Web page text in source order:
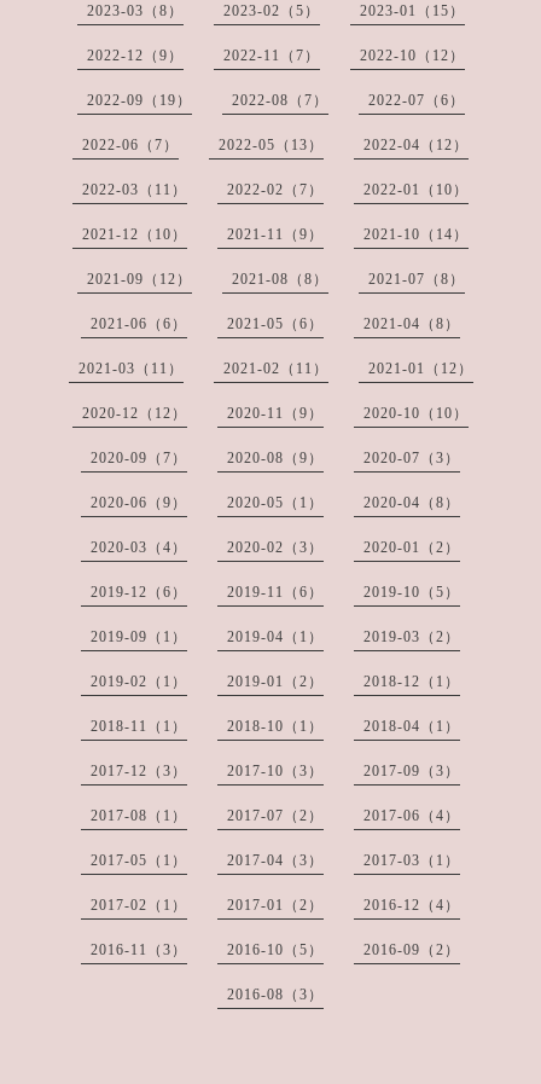
2023-03（8） 2023-02（5） 2023-01（15）
2022-12（9） 2022-11（7） 2022-10（12）
2022-09（19） 2022-08（7） 2022-07（6）
2022-06（7） 2022-05（13） 2022-04（12）
2022-03（11） 2022-02（7） 2022-01（10）
2021-12（10） 2021-11（9） 2021-10（14）
2021-09（12） 2021-08（8） 2021-07（8）
2021-06（6） 2021-05（6） 2021-04（8）
2021-03（11） 2021-02（11） 2021-01（12）
2020-12（12） 2020-11（9） 2020-10（10）
2020-09（7） 2020-08（9） 2020-07（3）
2020-06（9） 2020-05（1） 2020-04（8）
2020-03（4） 2020-02（3） 2020-01（2）
2019-12（6） 2019-11（6） 2019-10（5）
2019-09（1） 2019-04（1） 2019-03（2）
2019-02（1） 2019-01（2） 2018-12（1）
2018-11（1） 2018-10（1） 2018-04（1）
2017-12（3） 2017-10（3） 2017-09（3）
2017-08（1） 2017-07（2） 2017-06（4）
2017-05（1） 2017-04（3） 2017-03（1）
2017-02（1） 2017-01（2） 2016-12（4）
2016-11（3） 2016-10（5） 2016-09（2）
2016-08（3）